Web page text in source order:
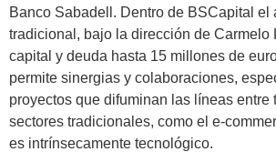
Banco Sabadell. Dentro de BSCapital el
tradicional, bajo la dirección de Carmelo
capital y deuda hasta 15 millones de
permite sinergias y colaboraciones,
proyectos que difuminan las líneas entre
sectores tradicionales, como el e-
es intrínsecamente tecnológico.